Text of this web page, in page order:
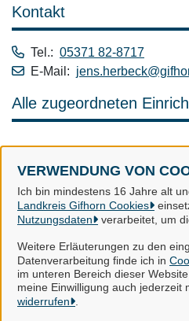
VERWENDUNG VON
Ich bin mindestens 16 Jahre alt
Landkreis Gifhorn Cookies
Nutzungsdaten
verarbeitet, um
Weitere Erläuterungen zu den
Datenverarbeitung finde ich in
im unteren Bereich dieser
meine Einwilligung auch jederzeit
widerrufen
Kontakt
Tel.: 05371 82-8717
E-Mail:
Alle zugeordneten
Landkreis Gifhorn
Alle Rechte vorbehalten
Impressum